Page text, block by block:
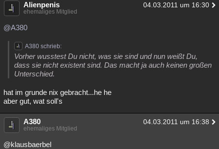
Alienpenis 04.03.2011 um 16:30
ehemaliges Mitglied
@A380
A380 schrieb:
Vorher wusstest Du nicht, was sie sind und nun weißt Du,
dass sie nicht existent sind. Das macht ja auch keinen großen
Unterschied.
hat im grunde nix gebracht...he he
aber gut, wat soll's
A380 04.03.2011 um 16:38
ehemaliges Mitglied
@klausbaerbel